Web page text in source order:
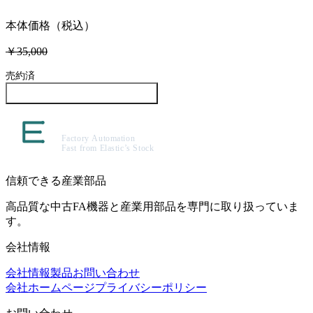
本体価格（税込）
￥35,000
売約済
信頼できる産業部品
高品質な中古FA機器と産業用部品を専門に取り扱っていま
す。
会社情報
会社情報製品お問い合わせ
会社ホームページプライバシーポリシー